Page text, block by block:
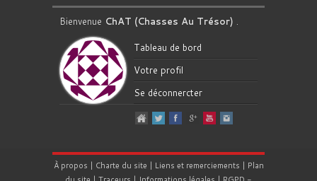
Bienvenue ChAT (Chasses Au Trésor) .
Tableau de bord
Votre profil
Se déconnercter
À propos | Charte du site | Liens et remerciements | Plan